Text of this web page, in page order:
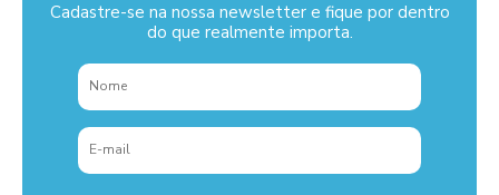
Cadastre-se na nossa newsletter e fique por dentro
do que realmente importa.